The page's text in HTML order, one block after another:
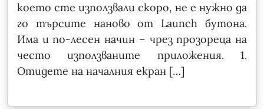
което сте използвали скоро, не е нужно да
го търсите наново от Launch бутона.
Има и по-лесен начин – чрез прозореца на
често използваните приложения. 1.
Отидете на началния екран […]